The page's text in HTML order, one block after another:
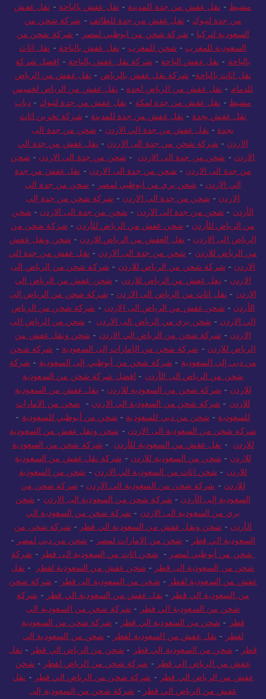
مشيط - نقل عفش من جدة للمدينة - نقل عفش بالباحة - نقل عفش
من جدة لتبوك - نقل عفش من جدة للطائف - شركة شحن من
السعودية لتركيا - شركة شحن من ابوظبي لمصر - شركة شحن من
السعودية للمغرب - شحن للمغرب - نقل عفش بالباحة - نقل اثاث
بالباحة - نقل عفش الباحة - شركة نقل عفش بالباحة - افضل شركة
نقل اثاث بالباحة- شركة نقل عفش بالرياض - نقل عفش من الرياض
للدمام - نقل عفش من الرياض لجدة - نقل عفش من الرياض لخميس
مشيط - نقل عفش من جدة لمكة - نقل عفش من جدة لتبوك - دباب
نقل عفش بجدة - نقل عفش من جدة للمدينة - شركة تخزين اثاث
بجدة - نقل عفش من جدة الي الاردن - شحن من جدة الى
الاردن - شركة شحن من جدة الى الاردن - نقل عفش من جدة الي
الاردن - شحن من جدة الى الاردن - شحن من جدة الى الاردن - شحن
من جدة الى الاردن - شحن من جدة الى الاردن - نقل عفش من جدة
الي الاردن - شحن بري من ابوظبي لمصر - شحن من جدة الى
الاردن - شحن من جدة الى الاردن - شركة شحن من جدة إلى
الأردن - شحن من جدة الى الاردن - شحن من جدة الى الاردن - شحن
من الرياض للأردن - شحن عفش من الرياض للأردن - شركة شحن من
الرياض الى الاردن - نقل العفش من الرياض للاردن - شحن ونقل عفش
من الرياض للاردن - شحن من جدة الى الاردن - نقل عفش من جدة الي
الاردن - شركة شحن من الرياض للاردن - شركة شحن من الرياض الى
الاردن - نقل عفش من الرياض للاردن - شحن عفش من الرياض الي
الاردن - نقل اثاث من الرياض الى الاردن - شركة شحن من الرياض إلى
الأردن - شحن عفش من الرياض الى الاردن - شركة شحن من الرياض
الي الاردن - شحن بري من الرياض الى الاردن - شحن من الرياض الى
الاردن - شركة شحن من الرياض الي الاردن - شحن ونقل عفش من
الرياض للاردن - شركة شحن من الإمارات إلى السعودية - شركة شحن
من دبي إلى السعودية - شركة شحن من أبوظبي إلى السعودية - شركة
شحن من الرياض الى الأردن - افضل شركة شحن من السعودية
للاردن - شركة شحن من السعودية للاردن - نقل عفش من السعودية
للاردن - شركة شحن من السعودية الي الاردن - شحن من الامارات
للسعودية - شحن من دبي للسعودية - شحن من أبوظبي للسعودية -
شركة شحن من السعودية الى الاردن - شحن ونقل عفش من السعودية
للاردن - نقل عفش من السعودية للأردن - شركة شحن من السعودية
للاردن - شحن من السعودية للاردن - شركة نقل عفش من السعودية
للاردن - شحن اثاث من السعودية الي الاردن - شحن من السعودية
للاردن - شركة شحن من السعودية الي الاردن - شركة شحن من
السعودية إلى الأردن - شركة شحن من السعودية الى الاردن - شحن
بري من السعودية الى الاردن - شركة شحن من السعودية الي
الأردن - شحن ونقل عفش من السعودية الي قطر - شركة شحن من
السعودية الي قطر - شحن من الامارات لمصر - شحن من دبي لمصر -
شحن من أبوظبي لمصر - شحن اثاث من السعودية الى قطر - شركة
شحن من السعودية الى قطر - شحن عفش من السعودية لقطر - نقل
عفش من السعودية لقطر - شحن من السعودية الى قطر - شركة شحن
من السعودية الي قطر - نقل عفش من السعودية الي قطر - شركة
شحن من السعودية الي قطر - شركة شحن من السعودية الى
قطر - شحن من السعودية الي قطر - شركة شحن من السعودية
لقطر - نقل عفش من السعودية لقطر - شحن من السعودية الى
قطر - شحن من السعودية الي قطر - شحن من الرياض الي قطر - نقل
عفش من الرياض الي قطر - شركة شحن من الرياض لقطر - شحن
عفش من الرياض الي قطر - شركة شحن من الرياض الي قطر - نقل
عفش من الرياض الي قطر - شركة شحن من السعودية إلى